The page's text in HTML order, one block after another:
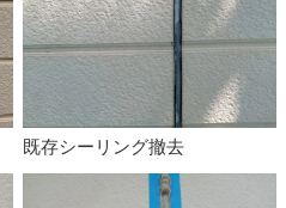
既存シーリング撤去